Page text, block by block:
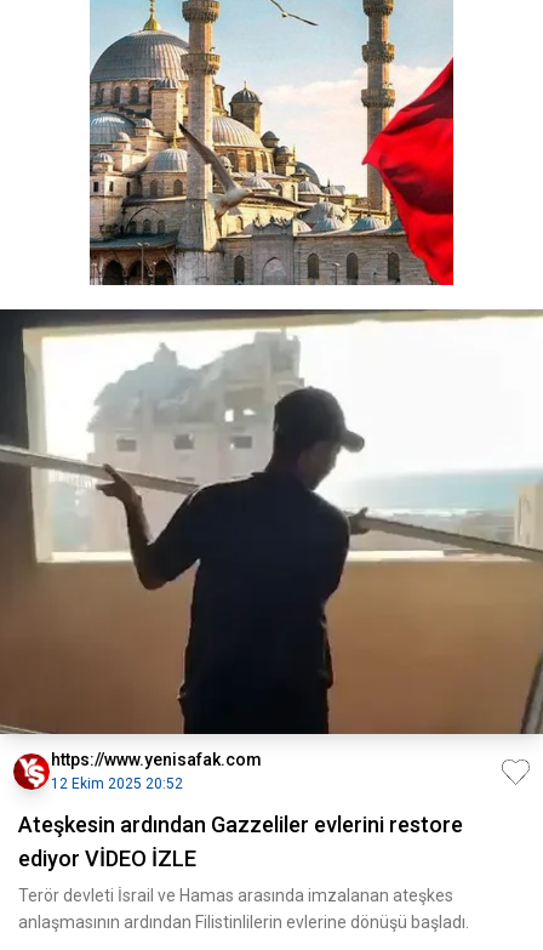
https://www.yenisafak.com
12 Ekim 2025 20:52
Ateşkesin ardından Gazzeliler evlerini restore
ediyor VİDEO İZLE
Terör devleti İsrail ve Hamas arasında imzalanan ateşkes
anlaşmasının ardından Filistinlilerin evlerine dönüşü başladı.